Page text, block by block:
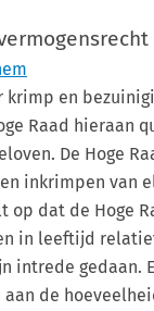
krimp en
Raad hieraan
De Hoge
inkrimpen van
op dat de Hoge
in leeftijd
intrede gedaan.
aan de